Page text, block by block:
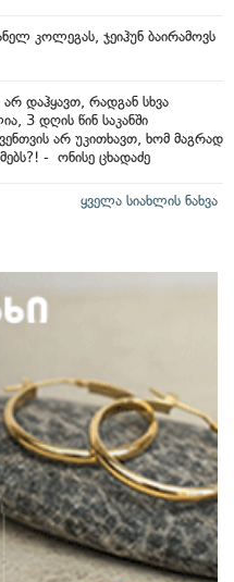
კოლეგას, ჯეიჰუნ ბაირამოვს
არ დაჰყავთ, რადგან სხვა
3 დღის წინ საკანში
არ უკითხავთ, ხომ მაგრად
- ონისე ცხადაძე
ყველა სიახლის ნახვა